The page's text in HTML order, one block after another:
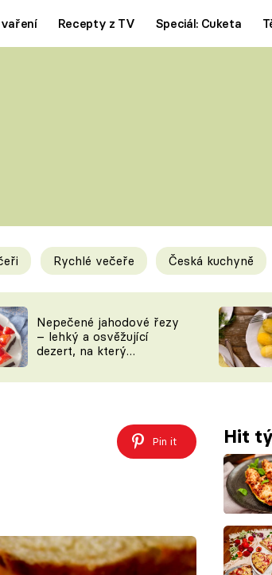
Recepty z TV Speciál: Cuketa
a triky
ZA JÍDLEM
Novinky
ŠÉFREDAKTORKY
ČASOPIS
Rychlé večeře Česká kuchyně
Nepečené jahodové řezy
– lehký a osvěžující
dezert, na který
Pin it Hit